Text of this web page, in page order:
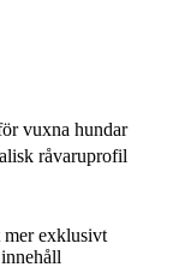
vuxna hundar
råvaruprofil
mer exklusivt